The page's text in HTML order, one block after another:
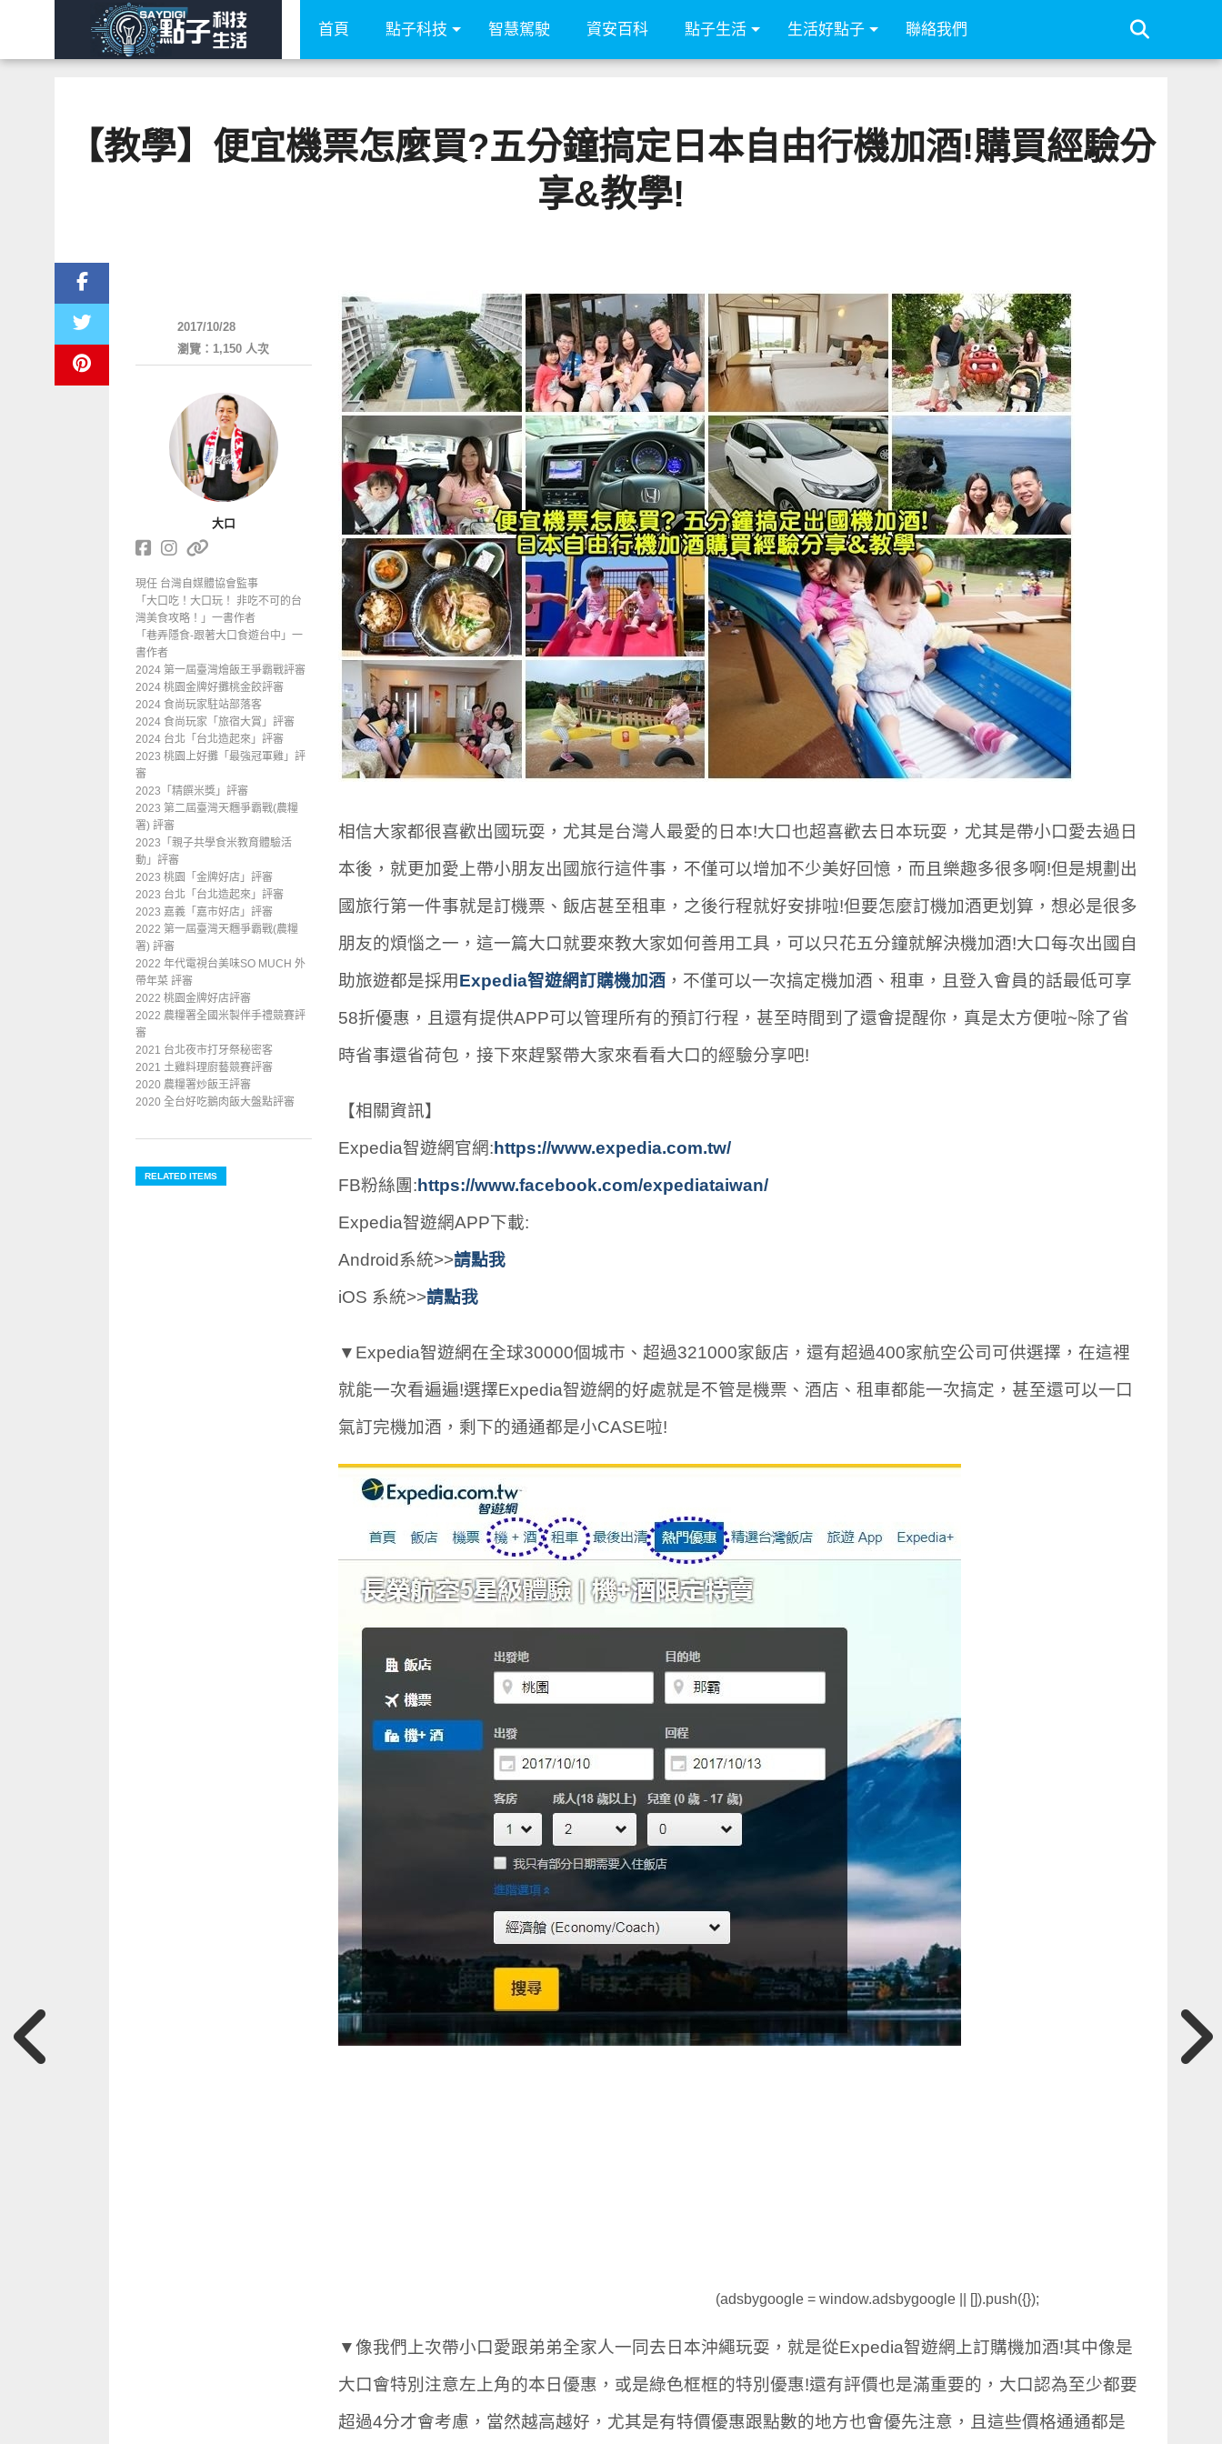
首頁 點子科技 智慧駕駛 資安百科 點子生活 生活好點子 聯絡我們
【教學】便宜機票怎麼買?五分鐘搞定日本自由行機加酒!購買經驗分
享&教學!
相信大家都很喜歡出國玩耍，尤其是台灣人最愛的日本!大口也超喜歡去日本玩耍，尤其是帶小口愛去過日
本後，就更加愛上帶小朋友出國旅行這件事，不僅可以增加不少美好回憶，而且樂趣多很多啊!但是規劃出
國旅行第一件事就是訂機票、飯店甚至租車，之後行程就好安排啦!但要怎麼訂機加酒更划算，想必是很多
朋友的煩惱之一，這一篇大口就要來教大家如何善用工具，可以只花五分鐘就解決機加酒!大口每次出國自
助旅遊都是採用Expedia智遊網訂購機加酒，不僅可以一次搞定機加酒、租車，且登入會員的話最低可享
58折優惠，且還有提供APP可以管理所有的預訂行程，甚至時間到了還會提醒你，真是太方便啦~除了省
時省事還省荷包，接下來趕緊帶大家來看看大口的經驗分享吧!
【相關資訊】
Expedia智遊網官網:https://www.expedia.com.tw/
FB粉絲團:https://www.facebook.com/expediataiwan/
Expedia智遊網APP下載:
Android系統>>請點我
iOS 系統>>請點我
▼Expedia智遊網在全球30000個城市、超過321000家飯店，還有超過400家航空公司可供選擇，在這裡
就能一次看遍遍!選擇Expedia智遊網的好處就是不管是機票、酒店、租車都能一次搞定，甚至還可以一口
氣訂完機加酒，剩下的通通都是小CASE啦!
(adsbygoogle = window.adsbygoogle || []).push({});
▼像我們上次帶小口愛跟弟弟全家人一同去日本沖繩玩耍，就是從Expedia智遊網上訂購機加酒!其中像是
大口會特別注意左上角的本日優惠，或是綠色框框的特別優惠!還有評價也是滿重要的，大口認為至少都要
超過4分才會考慮，當然越高越好，尤其是有特價優惠跟點數的地方也會優先注意，且這些價格通通都是
2017/10/28
瀏覽：1,150 人次
大口
現任 台灣自媒體協會監事
「大口吃！大口玩！ 非吃不可的台
灣美食攻略！」一書作者
「巷弄隱食-跟著大口食遊台中」一
書作者
2024 第一屆臺灣燴飯王爭霸戰評審
2024 桃園金牌好攤桃金餃評審
2024 食尚玩家駐站部落客
2024 食尚玩家「旅宿大賞」評審
2024 台北「台北造起來」評審
2023 桃園上好攤「最強冠軍雞」評
審
2023「精饌米獎」評審
2023 第二屆臺灣天糰爭霸戰(農糧
署) 評審
2023「親子共學食米教育體驗活
動」評審
2023 桃園「金牌好店」評審
2023 台北「台北造起來」評審
2023 嘉義「嘉市好店」評審
2022 第一屆臺灣天糰爭霸戰(農糧
署) 評審
2022 年代電視台美味SO MUCH 外
帶年菜 評審
2022 桃園金牌好店評審
2022 農糧署全國米製伴手禮競賽評
審
2021 台北夜市打牙祭秘密客
2021 土雞料理廚藝競賽評審
2020 農糧署炒飯王評審
2020 全台好吃鵝肉飯大盤點評審
RELATED ITEMS